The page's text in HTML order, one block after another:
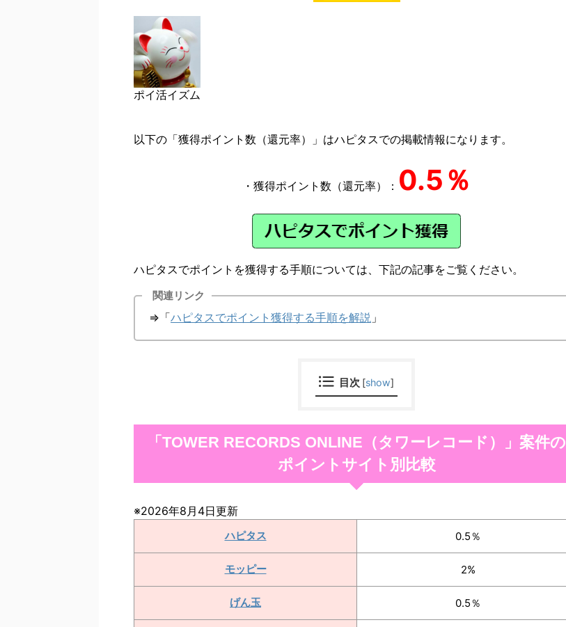
ポイ活イズム
以下の「獲得ポイント数（還元率）」はハピタスでの掲載情報になります。
・獲得ポイント数（還元率）： 0.5％
ハピタスでポイントを獲得する手順については、下記の記事をご覧ください。
関連リンク
⇒「ハピタスでポイント獲得する手順を解説 」
目次 [show]
「TOWER RECORDS ONLINE（タワーレコード）」案件の
ポイントサイト別比較
※2026年8月4日更新
ハピタス 0.5％
モッピー 2%
げん玉 0.5％